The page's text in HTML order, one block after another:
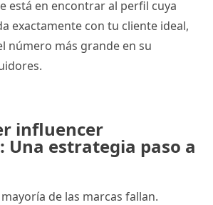
está en encontrar al perfil cuya
exactamente con tu cliente ideal,
número más grande en su
influencer
estrategia paso a
de las marcas fallan.